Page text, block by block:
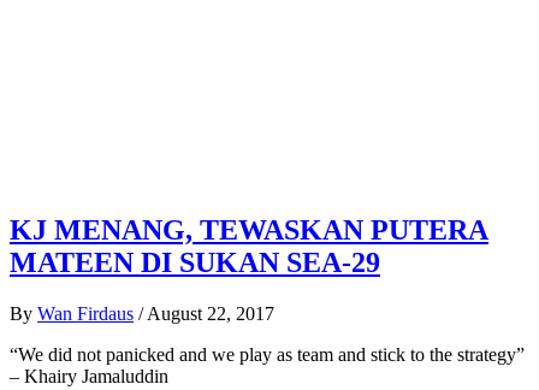
KJ MENANG, TEWASKAN PUTERA
MATEEN DI SUKAN SEA-29
By Wan Firdaus / August 22, 2017
“We did not panicked and we play as team and stick to the strategy”
– Khairy Jamaluddin